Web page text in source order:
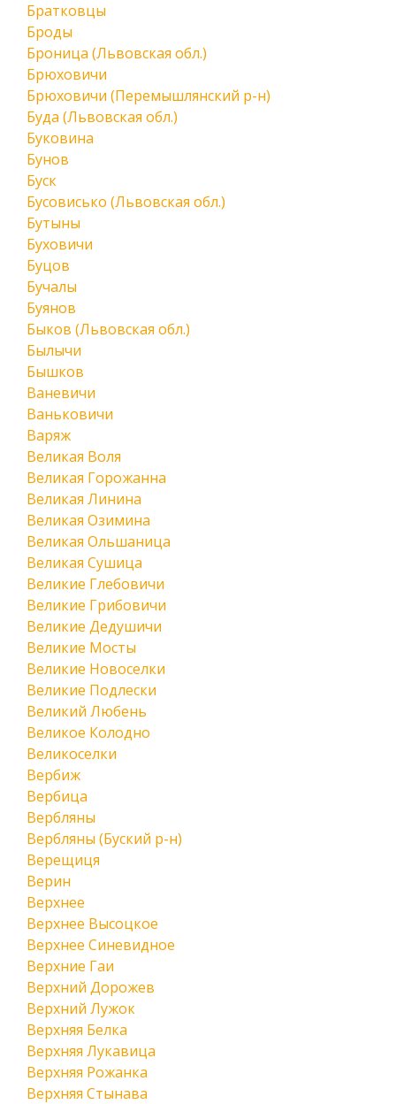
Братковцы
Броды
Броница (Львовская обл.)
Брюховичи
Брюховичи (Перемышлянский р-н)
Буда (Львовская обл.)
Буковина
Бунов
Буск
Бусовисько (Львовская обл.)
Бутыны
Буховичи
Буцов
Бучалы
Буянов
Быков (Львовская обл.)
Былычи
Бышков
Ваневичи
Ваньковичи
Варяж
Великая Воля
Великая Горожанна
Великая Линина
Великая Озимина
Великая Ольшаница
Великая Сушица
Великие Глебовичи
Великие Грибовичи
Великие Дедушичи
Великие Мосты
Великие Новоселки
Великие Подлески
Великий Любень
Великое Колодно
Великоселки
Вербиж
Вербица
Вербляны
Вербляны (Буский р-н)
Верещиця
Верин
Верхнее
Верхнее Высоцкое
Верхнее Синевидное
Верхние Гаи
Верхний Дорожев
Верхний Лужок
Верхняя Белка
Верхняя Лукавица
Верхняя Рожанка
Верхняя Стынава